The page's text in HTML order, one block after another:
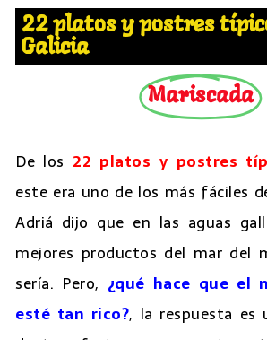
22 platos y postres
Galicia
Mariscada
De los 22 platos y postres
este era uno de los más fáciles
Adriá dijo que en las aguas
mejores productos del mar del
sería. Pero, ¿qué hace que el
esté tan rico?, la respuesta es